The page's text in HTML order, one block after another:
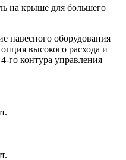
на крыше для большего
навесного оборудования
высокого расхода и
го контура управления